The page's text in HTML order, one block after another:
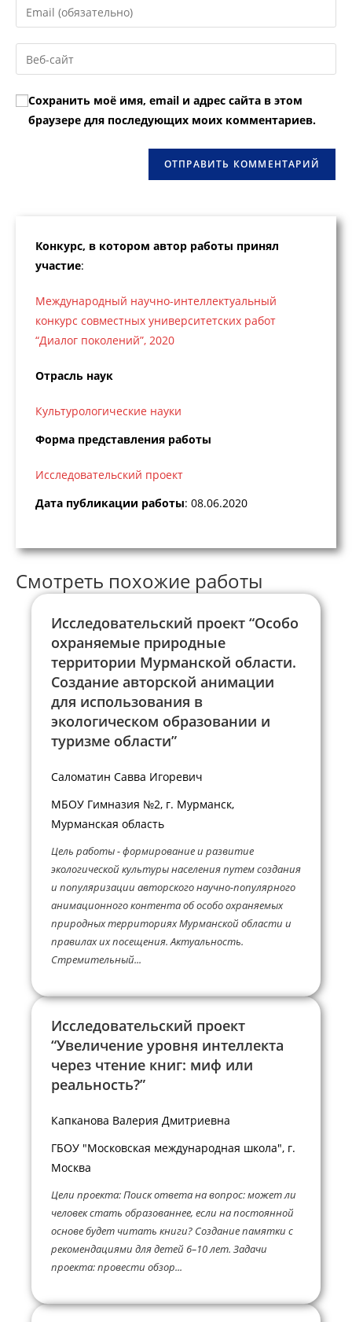
или
пользователя,
чтобы
прокомментировать
Введите
свой
email-
адрес,
прокомментировать
Введите
URL
вашего
веб-
сайта
Сохранить моё имя, email и адрес сайта в этом
браузере для последующих моих комментариев.
Конкурс, в котором автор работы принял
участие:
Международный научно-интеллектуальный
конкурс совместных университетских работ
“Диалог поколений”, 2020
Отрасль наук
Культурологические науки
Форма представления работы
Исследовательский проект
Дата публикации работы: 08.06.2020
Смотреть похожие работы
Исследовательский проект “Особо
охраняемые природные
территории Мурманской области.
Создание авторской анимации
для использования в
экологическом образовании и
туризме области”
Саломатин Савва Игоревич
МБОУ Гимназия №2, г. Мурманск,
Мурманская область
Цель работы - формирование и развитие
экологической культуры населения путем создания
и популяризации авторского научно-популярного
анимационного контента об особо охраняемых
природных территориях Мурманской области и
правилах их посещения. Актуальность.
Стремительный...
Исследовательский проект
“Увеличение уровня интеллекта
через чтение книг: миф или
реальность?”
Капканова Валерия Дмитриевна
ГБОУ "Московская международная школа", г.
Москва
Цели проекта: Поиск ответа на вопрос: может ли
человек стать образованнее, если на постоянной
основе будет читать книги? Создание памятки с
рекомендациями для детей 6–10 лет. Задачи
проекта: провести обзор...